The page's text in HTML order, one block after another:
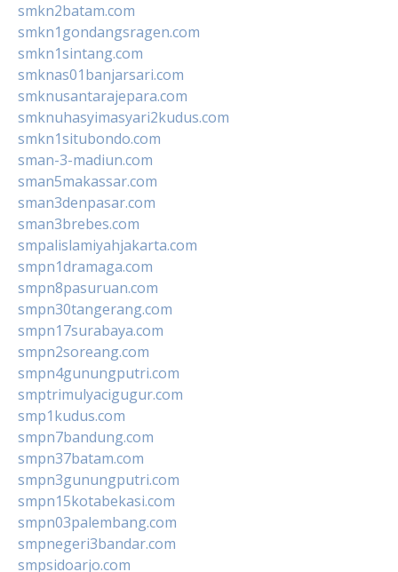
smkn2batam.com
smkn1gondangsragen.com
smkn1sintang.com
smknas01banjarsari.com
smknusantarajepara.com
smknuhasyimasyari2kudus.com
smkn1situbondo.com
sman-3-madiun.com
sman5makassar.com
sman3denpasar.com
sman3brebes.com
smpalislamiyahjakarta.com
smpn1dramaga.com
smpn8pasuruan.com
smpn30tangerang.com
smpn17surabaya.com
smpn2soreang.com
smpn4gunungputri.com
smptrimulyacigugur.com
smp1kudus.com
smpn7bandung.com
smpn37batam.com
smpn3gunungputri.com
smpn15kotabekasi.com
smpn03palembang.com
smpnegeri3bandar.com
smpsidoarjo.com